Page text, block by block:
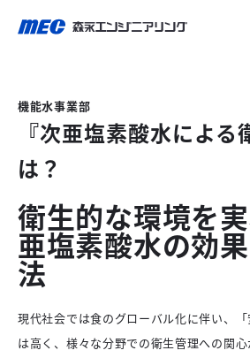
機能水事業部
『次亜塩素酸水による
は？
衛生的な環境を
亜塩素酸水の効
法
現代社会では食のグローバル化に伴い、
は高く、様々な分野での衛生管理への関